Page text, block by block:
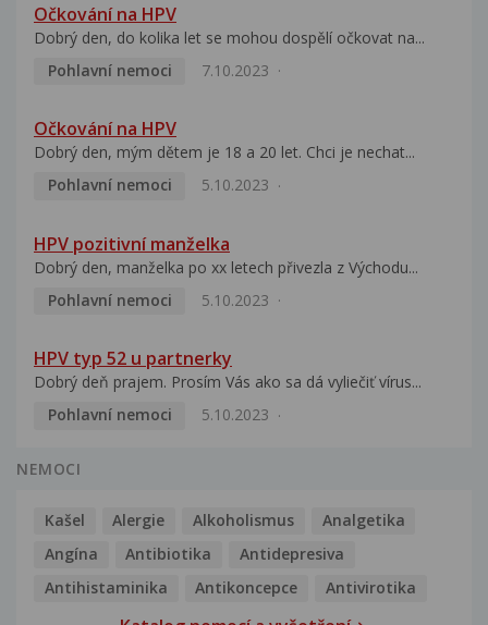
Očkování na HPV
Dobrý den, do kolika let se mohou dospělí očkovat na...
Pohlavní nemoci
7.10.2023
Očkování na HPV
Dobrý den, mým dětem je 18 a 20 let. Chci je nechat...
Pohlavní nemoci
5.10.2023
HPV pozitivní manželka
Dobrý den, manželka po xx letech přivezla z Východu...
Pohlavní nemoci
5.10.2023
HPV typ 52 u partnerky
Dobrý deň prajem. Prosím Vás ako sa dá vyliečiť vírus...
Pohlavní nemoci
5.10.2023
NEMOCI
Kašel Alergie Alkoholismus
Analgetika
Angína
Antibiotika
Antidepresiva
Antihistaminika
Antikoncepce Antivirotika